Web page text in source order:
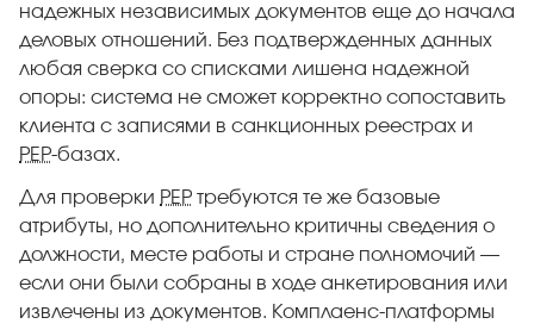
надежных независимых документов еще до начала
деловых отношений. Без подтвержденных данных
любая сверка со списками лишена надежной
опоры: система не сможет корректно сопоставить
клиента с записями в санкционных реестрах и
PEP-базах.
Для проверки PEP требуются те же базовые
атрибуты, но дополнительно критичны сведения о
должности, месте работы и стране полномочий —
если они были собраны в ходе анкетирования или
извлечены из документов. Комплаенс-платформы